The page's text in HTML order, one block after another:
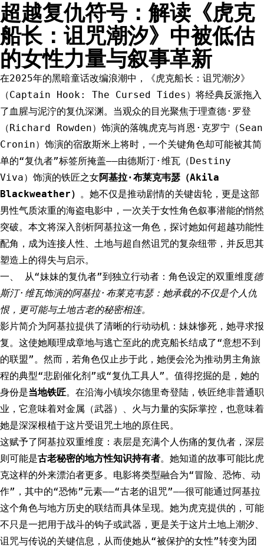
超越复仇符号：解读《虎克
船长：诅咒潮汐》中被低估
的女性力量与叙事革新
在2025年的黑暗童话改编浪潮中，《虎克船长：诅咒潮汐》
（Captain Hook: The Cursed Tides）将经典反派拖入
了血腥与泥泞的复仇深渊。当观众的目光聚焦于理查德·罗登
（Richard Rowden）饰演的落魄虎克与肖恩·克罗宁（Sean
Cronin）饰演的宿敌斯米上将时，一个关键角色却可能被其简
单的“复仇者”标签所掩盖——由德斯汀·维瓦（Destiny
Viva）饰演的铁匠之女阿基拉·布莱克韦瑟（Akila
Blackweather） 。她不仅是推动剧情的关键齿轮，更是这部
男性气质浓重的海盗电影中，一次关于女性角色叙事潜能的悄然
突破。本文将深入剖析阿基拉这一角色，探讨她如何超越功能性
配角，成为连接人性、土地与超自然诅咒的复杂纽带，并反思其
塑造上的得失与启示。
一、 从“妹妹的复仇者”到独立行动者：角色设定的双重维度德
斯汀·维瓦饰演的阿基拉·布莱克韦瑟：她承载的不仅是个人仇
恨，更可能与土地古老的秘密相连。
影片简介为阿基拉提供了清晰的行动动机：妹妹惨死，她寻求报
复。这使她顺理成章地与逃亡至此的虎克船长结成了“意想不到
的联盟”。然而，若角色仅止步于此，她便会沦为推动男主角旅
程的典型“悲剧催化剂”或“复仇工具人”。值得挖掘的是，她的
身份是当地铁匠。在沿海小镇埃尔德里奇登陆，铁匠绝非普通职
业，它意味着对金属（武器）、火与力量的实际掌控，也意味着
她是深深根植于这片受诅咒土地的原住民。
这赋予了阿基拉双重维度：表层是充满个人伤痛的复仇者，深层
则可能是古老秘密的地方性知识持有者。她知道的故事可能比虎
克这样的外来漂泊者更多。电影将类型融合为“冒险、恐怖、动
作”，其中的“恐怖”元素——“古老的诅咒”——很可能通过阿基拉
这个角色与地方历史的联结而具体呈现。她为虎克提供的，可能
不只是一把用于战斗的钩子或武器，更是关于这片土地上潮汐、
诅咒与传说的关键信息，从而使她从“被保护的女性”转变为团